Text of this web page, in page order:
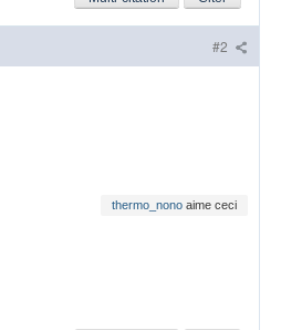
#2
thermo_nono aime ceci